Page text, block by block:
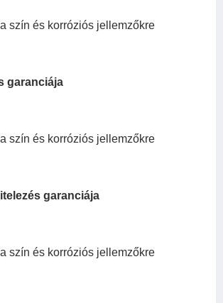
szín és korróziós jellemzőkre
garanciája
szín és korróziós jellemzőkre
garanciája
szín és korróziós jellemzőkre